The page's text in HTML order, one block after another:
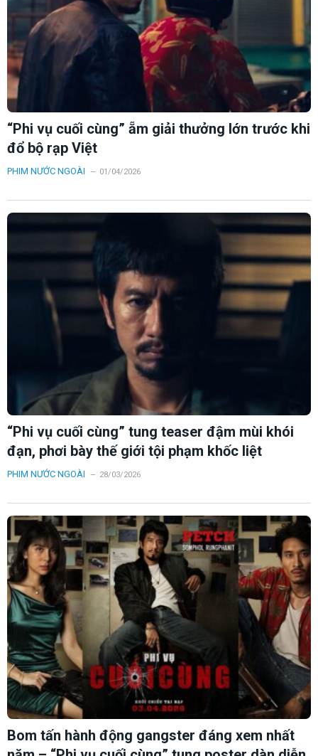
“Phi vụ cuối cùng” ẵm giải thưởng lớn trước khi
đổ bộ rạp Việt
PHIM NƯỚC NGOÀI 01/04/2026
“Phi vụ cuối cùng” tung teaser đậm mùi khói
đạn, phơi bày thế giới tội phạm khốc liệt
PHIM NƯỚC NGOÀI 28/03/2026
Bom tấn hành động gangster đáng xem nhất